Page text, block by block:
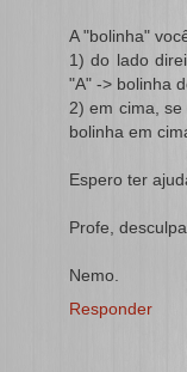
A "bolinha"
1) do lado
"A" -> bolinha
2) em cima,
bolinha em
Espero ter
Profe,
Nemo.
Responder